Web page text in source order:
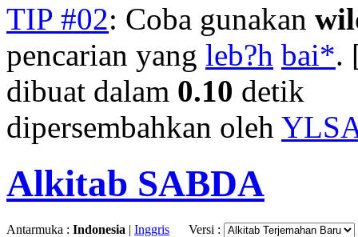
TIP #02: Coba gunakan
pencarian yang leb?h bai*.
dibuat dalam 0.10 detik
dipersembahkan oleh
Alkitab SABDA
Antarmuka : Indonesia | Inggris Versi :